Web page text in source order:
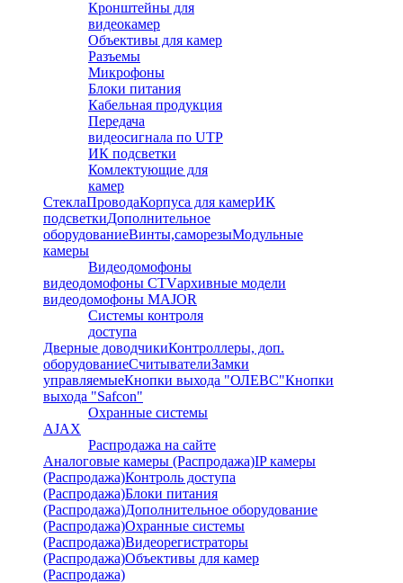
Кронштейны для
видеокамер
Объективы для камер
Разъемы
Микрофоны
Блоки питания
Кабельная продукция
Передача
видеосигнала по UTP
ИК подсветки
Комлектующие для
камер
СтеклаПроводаКорпуса для камерИК
подсветкиДополнительное
оборудованиеВинты,саморезыМодульные
камеры
Видеодомофоны
видеодомофоны CTVархивные модели
видеодомофоны MAJOR
Системы контроля
доступа
Дверные доводчикиКонтроллеры, доп.
оборудованиеСчитывателиЗамки
управляемыеКнопки выхода "ОЛЕВС"Кнопки
выхода "Safcon"
Охранные системы
AJAX
Распродажа на сайте
Аналоговые камеры (Распродажа)IP камеры
(Распродажа)Контроль доступа
(Распродажа)Блоки питания
(Распродажа)Дополнительное оборудование
(Распродажа)Охранные системы
(Распродажа)Видеорегистраторы
(Распродажа)Объективы для камер
(Распродажа)